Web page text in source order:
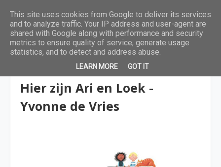
Hier zijn Ari en Loek -
Yvonne de Vries
This site uses cookies from Google to deliver its services
and to analyze traffic. Your IP address and user-agent are
shared with Google along with performance and security
metrics to ensure quality of service, generate usage
statistics, and to detect and address abuse.
LEARN MORE GOT IT